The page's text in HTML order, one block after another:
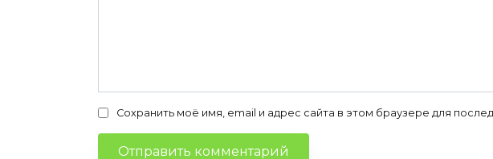
Сохранить моё имя, email и адрес сайта в этом браузере для